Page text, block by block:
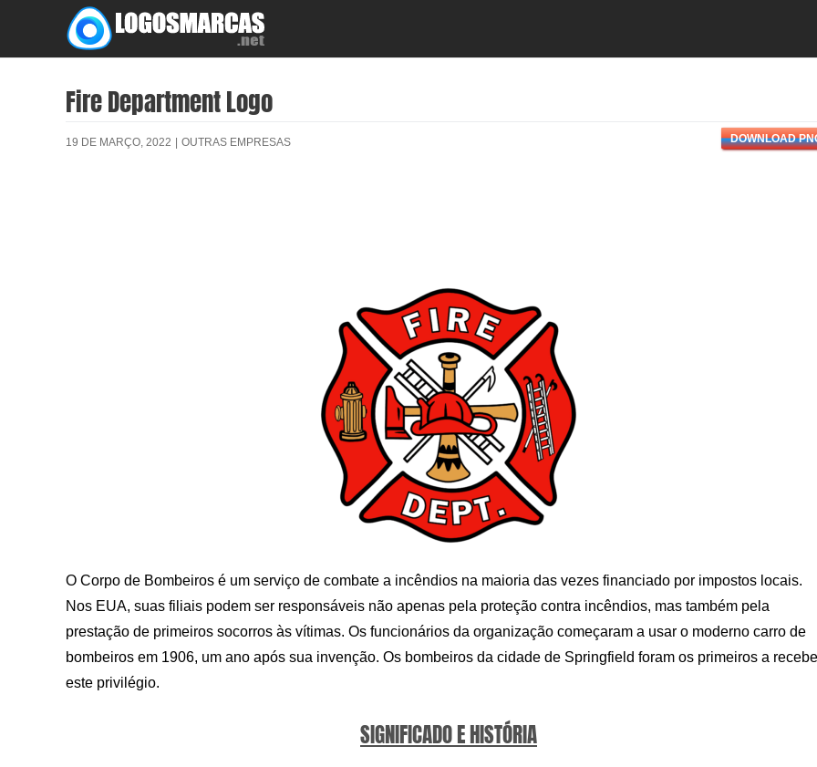
content
Fire Department Logo
19 DE MARÇO, 2022 | OUTRAS EMPRESAS DOWNLOAD
O Corpo de Bombeiros é um serviço de combate a incêndios na maioria das vezes financiado por impostos locais.
Nos EUA, suas filiais podem ser responsáveis ​​não apenas pela proteção contra incêndios, mas também pela
prestação de primeiros socorros às vítimas. Os funcionários da organização começaram a usar o moderno carro de
bombeiros em 1906, um ano após sua invenção. Os bombeiros da cidade de Springfield foram os primeiros a
este privilégio.
SIGNIFICADO E HISTÓRIA